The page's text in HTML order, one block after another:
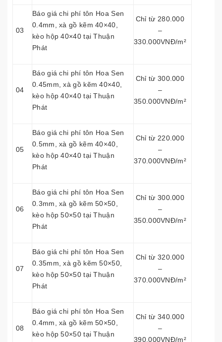
03
Báo giá chi phí tôn Hoa Sen
0.4mm, xà gồ kẽm 40×40,
kèo hộp 40×40 tại Thuận
Phát
Chỉ từ 280.000
–
330.000VNĐ/m²
04
Báo giá chi phí tôn Hoa Sen
0.45mm, xà gồ kẽm 40×40,
kèo hộp 40×40 tại Thuận
Phát
Chỉ từ 300.000
–
350.000VNĐ/m²
05
Báo giá chi phí tôn Hoa Sen
0.5mm, xà gồ kẽm 40×40,
kèo hộp 40×40 tại Thuận
Phát
Chỉ từ 220.000
–
370.000VNĐ/m²
06
Báo giá chi phí tôn Hoa Sen
0.3mm, xà gồ kẽm 50×50,
kèo hộp 50×50 tại Thuận
Phát
Chỉ từ 300.000
–
350.000VNĐ/m²
07
Báo giá chi phí tôn Hoa Sen
0.35mm, xà gồ kẽm 50×50,
kèo hộp 50×50 tại Thuận
Phát
Chỉ từ 320.000
–
370.000VNĐ/m²
08
Báo giá chi phí tôn Hoa Sen
0.4mm, xà gồ kẽm 50×50,
kèo hộp 50×50 tại Thuận
Chỉ từ 340.000
–
390.000VNĐ/m²